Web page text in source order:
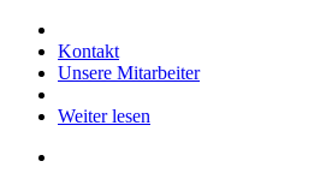
Kontakt
Unsere Mitarbeiter
Weiter lesen